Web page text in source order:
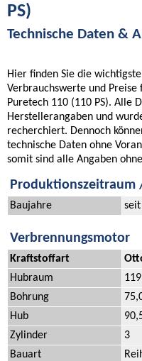
PS)
Technische Daten &
Hier finden Sie die
Verbrauchswerte und Preise
Puretech 110 (110 PS). Alle
Herstellerangaben und
recherchiert. Dennoch
technische Daten ohne
somit sind alle Angaben
Produktionszeitraum
Baujahre
Verbrennungsmotor
Kraftstoffart
Hubraum
Bohrung
Hub
Zylinder
3
Bauart